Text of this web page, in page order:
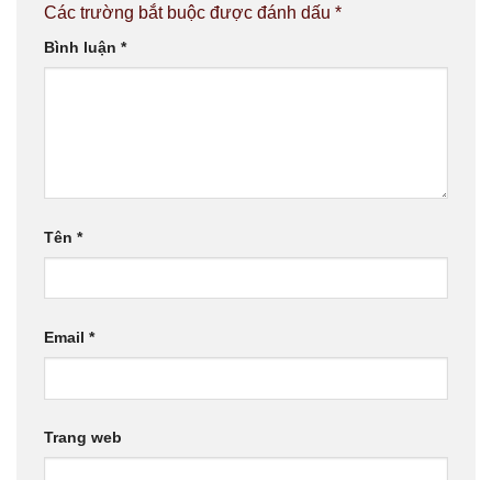
Các trường bắt buộc được đánh dấu *
Bình luận *
Tên *
Email *
Trang web